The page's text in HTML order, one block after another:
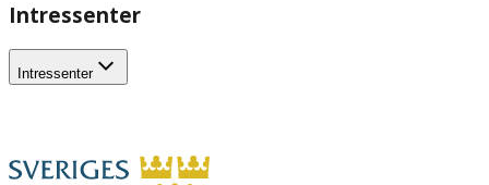
Intressenter
Intressenter